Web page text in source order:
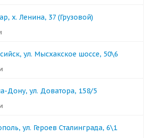
х. Ленина, 37 (Грузовой)
ул. Мысхакское шоссе, 50\6
Дону, ул. Доватора, 158/5
ул. Героев Сталинграда, 6\1